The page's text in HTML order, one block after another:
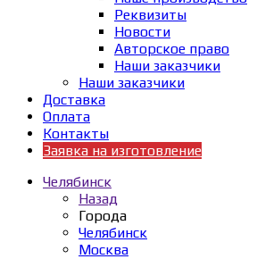
Реквизиты
Новости
Авторское право
Наши заказчики
Наши заказчики
Доставка
Оплата
Контакты
Заявка на изготовление
Челябинск
Назад
Города
Челябинск
Москва